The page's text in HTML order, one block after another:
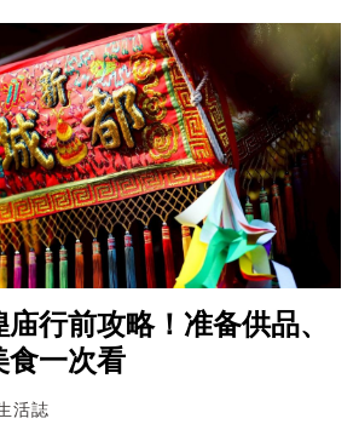
行前攻略！准备供品、
食一次看
活誌